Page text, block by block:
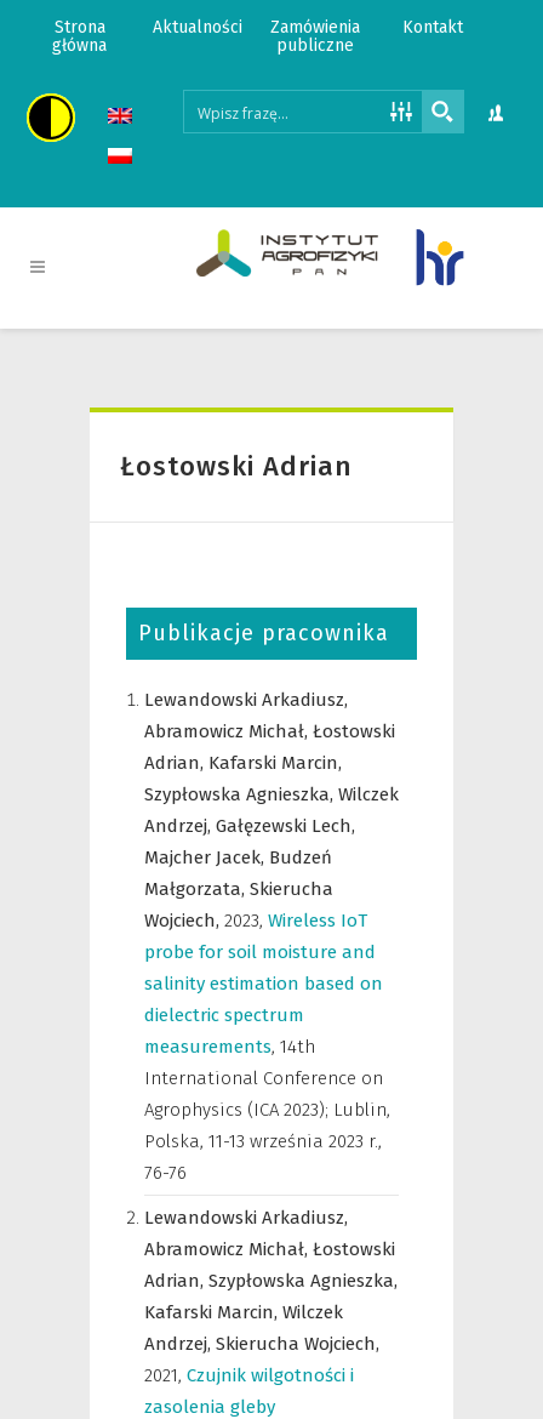
Strona
główna
Aktualności
Zamówienia
publiczne
Kontakt
Łostowski Adrian
Publikacje pracownika
Lewandowski Arkadiusz,
Abramowicz Michał, Łostowski
Adrian, Kafarski Marcin,
Szypłowska Agnieszka, Wilczek
Andrzej, Gałęzewski Lech,
Majcher Jacek, Budzeń
Małgorzata, Skierucha
Wojciech, 2023, Wireless IoT
probe for soil moisture and
salinity estimation based on
dielectric spectrum
measurements, 14th
International Conference on
Agrophysics (ICA 2023); Lublin,
Polska, 11-13 września 2023 r.,
76-76
Lewandowski Arkadiusz,
Abramowicz Michał, Łostowski
Adrian, Szypłowska Agnieszka,
Kafarski Marcin, Wilczek
Andrzej, Skierucha Wojciech,
2021, Czujnik wilgotności i
zasolenia gleby